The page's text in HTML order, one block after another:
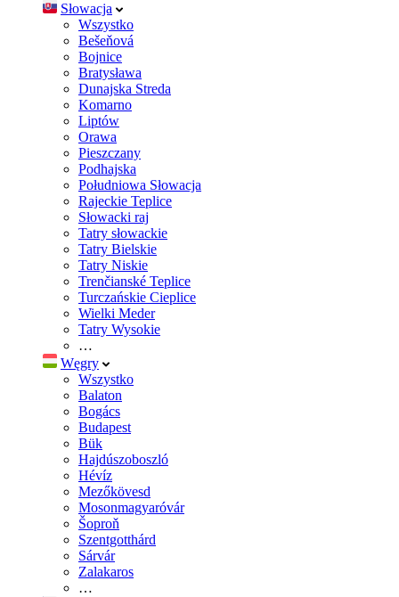
Słowacja
Wszystko
Bešeňová
Bojnice
Bratysława
Dunajska Streda
Komarno
Liptów
Orawa
Pieszczany
Podhajska
Południowa Słowacja
Rajeckie Teplice
Słowacki raj
Tatry słowackie
Tatry Bielskie
Tatry Niskie
Trenčianské Teplice
Turczańskie Cieplice
Wielki Meder
Tatry Wysokie
…
Węgry
Wszystko
Balaton
Bogács
Budapest
Bük
Hajdúszoboszló
Hévíz
Mezőkövesd
Mosonmagyaróvár
Šoproň
Szentgotthárd
Sárvár
Zalakaros
…